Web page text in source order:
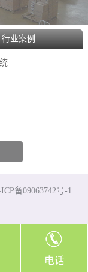
行业案例
备09063742号-1
电话